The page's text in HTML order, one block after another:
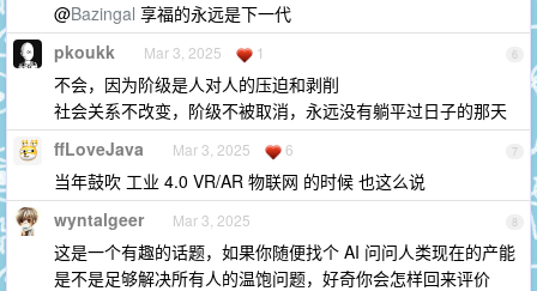
@Bazingal 享福的永远是下一代
6
pkoukk Mar 3, 2025 1
不会，因为阶级是人对人的压迫和剥削
社会关系不改变，阶级不被取消，永远没有躺平过日子的那天
7
ffLoveJava Mar 3, 2025 6
当年鼓吹 工业 4.0 VR/AR 物联网 的时候 也这么说
8
wyntalgeer Mar 3, 2025
这是一个有趣的话题，如果你随便找个 AI 问问人类现在的产能
是不是足够解决所有人的温饱问题，好奇你会怎样回来评价